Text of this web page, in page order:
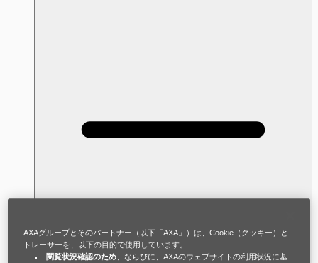
AXAグループとそのパートナー（以下「AXA」）は、Cookie（クッキー）と
トレーサーを、以下の目的で使用しています。
閲覧状況確認のため、ならびに、AXAのウェブサイトの利用状況に基